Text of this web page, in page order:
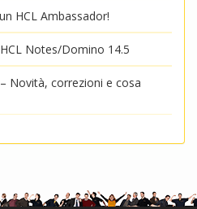
HCL Ambassador!
Notes/Domino 14.5
Novità, correzioni e cosa